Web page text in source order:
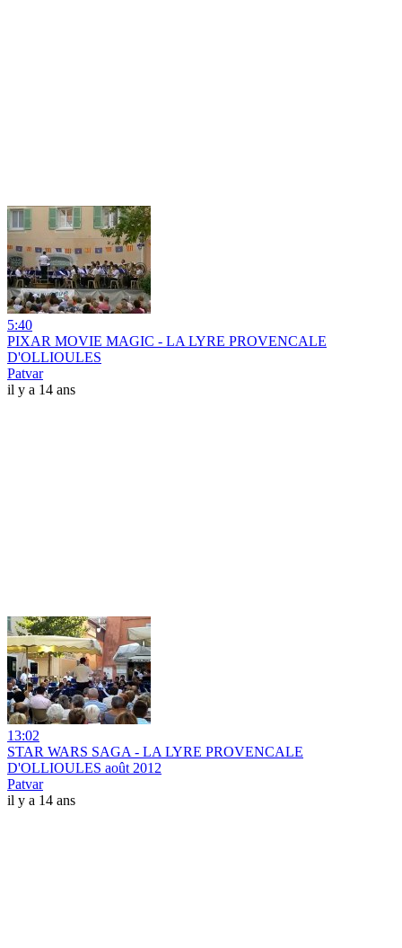
5:40
PIXAR MOVIE MAGIC - LA LYRE PROVENCALE
D'OLLIOULES
Patvar
il y a 14 ans
13:02
STAR WARS SAGA - LA LYRE PROVENCALE
D'OLLIOULES août 2012
Patvar
il y a 14 ans